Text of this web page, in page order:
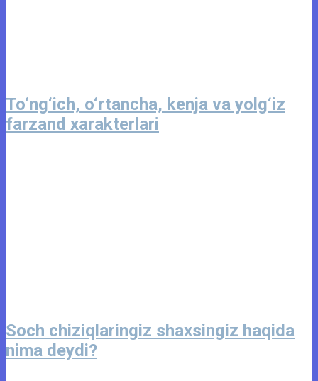
To‘ng‘ich, o‘rtancha, kenja va yolg‘iz
farzand xarakterlari
Soch chiziqlaringiz shaxsingiz haqida
nima deydi?